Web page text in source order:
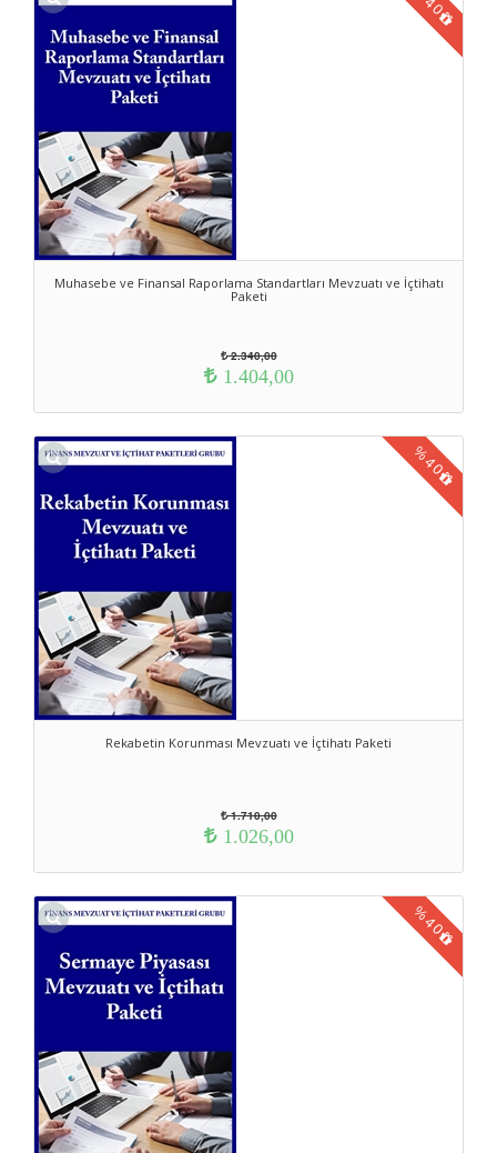
Muhasebe ve Finansal Raporlama Standartları Mevzuatı ve İçtihatı
Paketi
40
2.340,00
1.404,00
Rekabetin Korunması Mevzuatı ve İçtihatı Paketi
%40
1.710,00
1.026,00
%40